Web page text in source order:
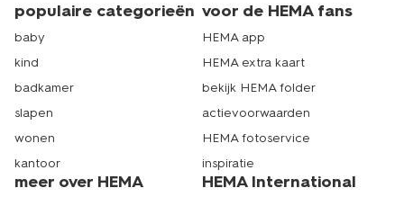
populaire categorieën
baby
kind
badkamer
slapen
wonen
kantoor
voor de HEMA fans
HEMA app
HEMA extra kaart
bekijk HEMA folder
actievoorwaarden
HEMA fotoservice
inspiratie
meer over HEMA HEMA International